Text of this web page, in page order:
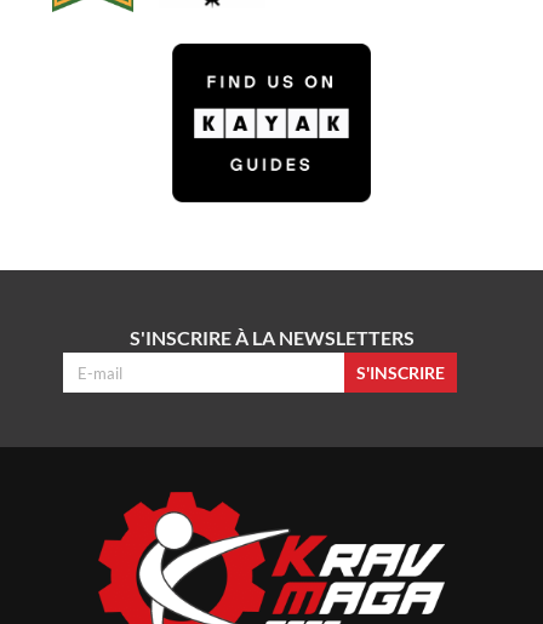
S'INSCRIRE À LA NEWSLETTERS
S'INSCRIRE